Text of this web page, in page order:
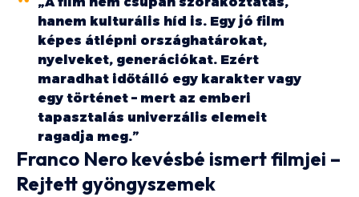
hanem kulturális híd is. Egy jó film
képes átlépni országhatárokat,
nyelveket, generációkat. Ezért
maradhat időtálló egy karakter vagy
egy történet – mert az emberi
tapasztalás univerzális elemeit
ragadja meg.”
Franco Nero kevésbé ismert filmjei –
Rejtett gyöngyszemek